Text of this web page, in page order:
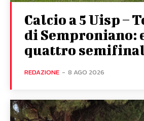
Calcio a 5 Uisp –
di Semproniano:
quattro
REDAZIONE - 8 AGO 2026